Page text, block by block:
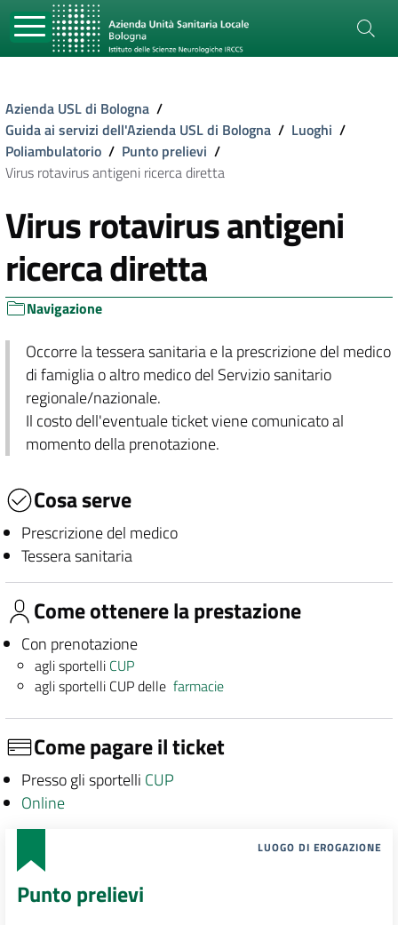
Azienda USL di Bologna /
Guida ai servizi dell'Azienda USL di Bologna / Luoghi /
Poliambulatorio / Punto prelievi /
Virus rotavirus antigeni ricerca diretta
Virus rotavirus antigeni
ricerca diretta
Navigazione
Occorre la tessera sanitaria e la prescrizione del medico
di famiglia o altro medico del Servizio sanitario
regionale/nazionale.
Il costo dell'eventuale ticket viene comunicato al
momento della prenotazione.
Cosa serve
Prescrizione del medico
Tessera sanitaria
Come ottenere la prestazione
Con prenotazione
agli sportelli CUP
agli sportelli CUP dellefarmacie
Come pagare il ticket
Presso gli sportelli CUP
Online
LUOGO DI EROGAZIONE
Punto prelievi